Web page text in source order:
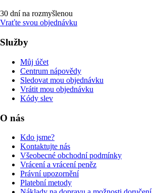
30 dní na rozmyšlenou
Vraťte svou objednávku
Služby
Můj účet
Centrum nápovědy
Sledovat mou objednávku
Vrátit mou objednávku
Kódy slev
O nás
Kdo jsme?
Kontaktujte nás
Všeobecné obchodní podmínky
Vrácení a vrácení peněz
Právní upozornění
Platební metody